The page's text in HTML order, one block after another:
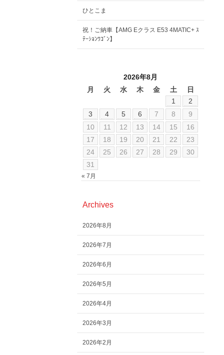
ひとこま
祝！ご納車【AMG Eクラス E53 4MATIC+ ｽ
ﾃｰｼｮﾝﾜｺﾞﾝ】
2026年8月
月
火 水 木 金 土
日
1
2
3
4 5 6 7 8
9
10
11 12 13 14 15
16
17
18 19 20 21 22
23
24
25 26 27 28 29
30
31
« 7月
Archives
2026年8月
2026年7月
2026年6月
2026年5月
2026年4月
2026年3月
2026年2月